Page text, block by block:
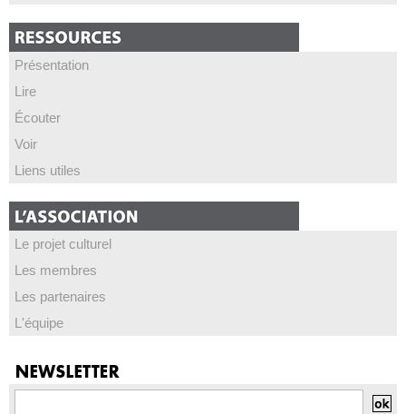
Présentation
Lire
Écouter
Voir
Liens utiles
Le projet culturel
Les membres
Les partenaires
L'équipe